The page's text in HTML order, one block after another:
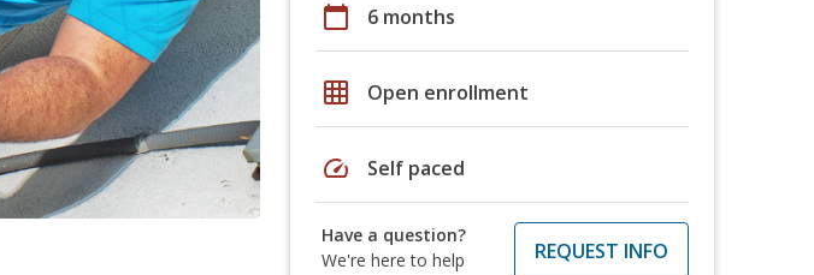
calendar_today 6 months
grid_on Open enrollment
speed Self paced
Have a question?
We're here to help
REQUEST INFO